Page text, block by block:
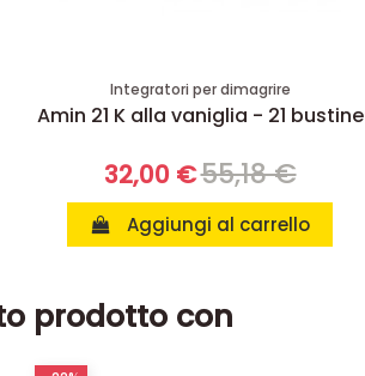
Integratori per dimagrire
Amin 21 K alla vaniglia - 21 bustine
32,00 €55,18 €
Aggiungi al carrello
prodotto con